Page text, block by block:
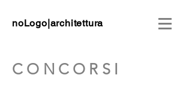
noLogo|architettura
CONCORSI